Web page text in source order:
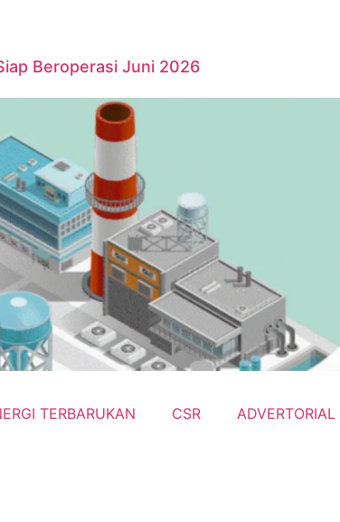
Beroperasi Juni 2026
TERBARUKAN CSR ADVERTORIAL